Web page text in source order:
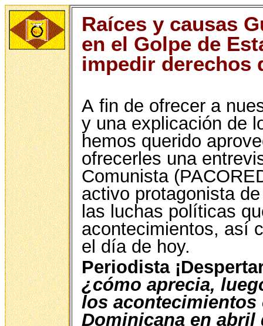
Raíces y causas
en el Golpe de
impedir derechos
A fin de ofrecer a
y una explicación de
hemos querido
ofrecerles una
Comunista
activo protagonista
las luchas políticas
acontecimientos, así
el día de hoy.
Periodista
¿cómo aprecia,
los
Dominicana en abril